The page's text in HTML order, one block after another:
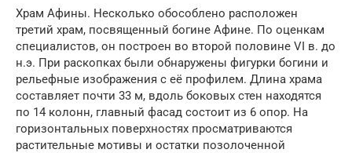
Храм Афины. Несколько обособлено расположен
третий храм, посвященный богине Афине. По оценкам
специалистов, он построен во второй половине VI в. до
н.э. При раскопках были обнаружены фигурки богини и
рельефные изображения с её профилем. Длина храма
составляет почти 33 м, вдоль боковых стен находятся
по 14 колонн, главный фасад состоит из 6 опор. На
горизонтальных поверхностях просматриваются
растительные мотивы и остатки позолоченной